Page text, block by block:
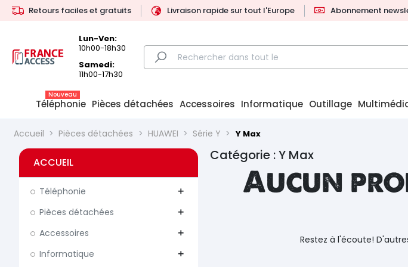
Retours faciles et gratuits Livraison rapide sur tout l'Europe Abonnement
Lun-Ven:
10h00-18h30
Samedi:
11h00-17h30
Téléphonie
Nouveau
Pièces détachées Accessoires Informatique Outillage
Accueil Pièces détachées HUAWEI Série Y Y Max
ACCUEIL
Téléphonie add
Pièces détachées add
Accessoires add
Informatique add
Catégorie : Y Max
Aucun
Restez à l'écoute!